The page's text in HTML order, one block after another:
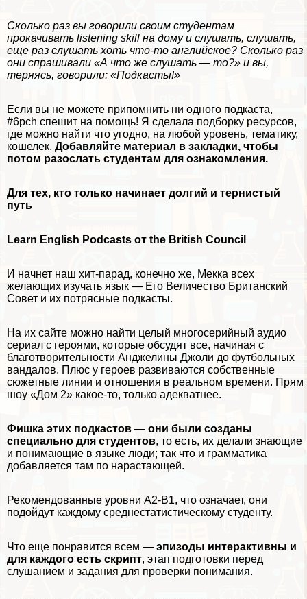
Сколько раз вы говорили своим студентам
прокачивать listening skill на дому и слушать, слушать,
еще раз слушать хоть что-то английское? Сколько раз
они спрашивали «А что же слушать — то?» и вы,
теряясь, говорили: «Подкасты!»
Если вы не можете припомнить ни одного подкаста,
#6pch спешит на помощь! Я сделала подборку ресурсов,
где можно найти что угодно, на любой уровень, тематику,
кошелек. Добавляйте материал в закладки, чтобы
потом разослать студентам для ознакомления.
Для тех, кто только начинает долгий и тернистый
путь
Learn English Podcasts от the British Council
И начнет наш хит-парад, конечно же, Мекка всех
желающих изучать язык — Его Величество Британский
Совет и их потрясные подкасты.
На их сайте можно найти целый многосерийный аудио
сериал с героями, которые обсудят все, начиная с
благотворительности Анджелины Джоли до футбольных
вандалов. Плюс у героев развиваются собственные
сюжетные линии и отношения в реальном времени. Прям
шоу «Дом 2» какое-то, только адекватнее.
Фишка этих подкастов — они были созданы
специально для студентов, то есть, их делали знающие
и понимающие в языке люди; так что и грамматика
добавляется там по нарастающей.
Рекомендованные уровни А2-В1, что означает, они
подойдут каждому среднестатистическому студенту.
Что еще понравится всем — эпизоды интеpaктивны и
для каждого есть скрипт, этап подготовки перед
слушанием и задания для проверки понимания.